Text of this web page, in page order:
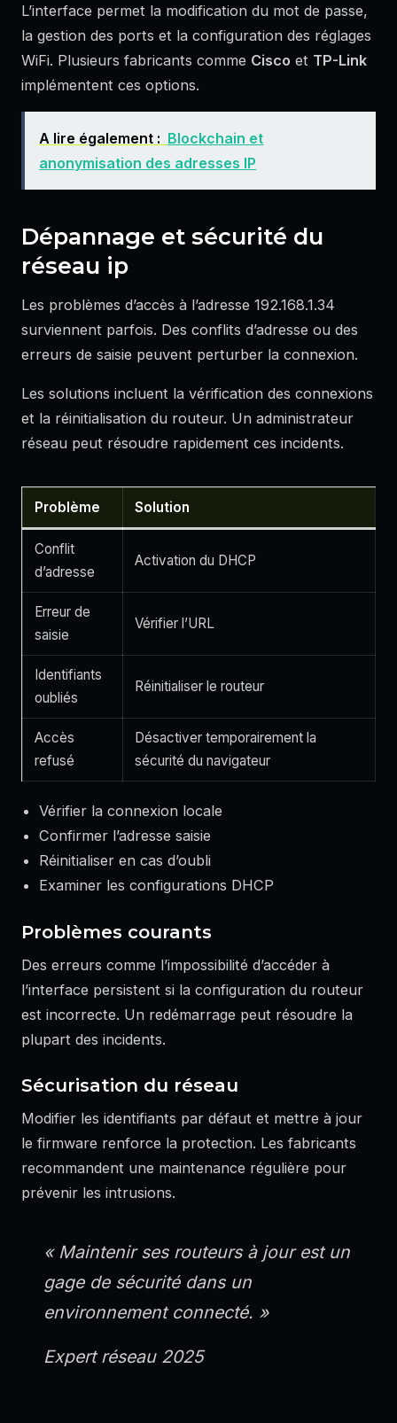
L’interface permet la modification du mot de passe,
la gestion des ports et la configuration des réglages
WiFi. Plusieurs fabricants comme Cisco et TP-Link
implémentent ces options.
A lire également : Blockchain et
anonymisation des adresses IP
Dépannage et sécurité du
réseau ip
Les problèmes d’accès à l’adresse 192.168.1.34
surviennent parfois. Des conflits d’adresse ou des
erreurs de saisie peuvent perturber la connexion.
Les solutions incluent la vérification des connexions
et la réinitialisation du routeur. Un administrateur
réseau peut résoudre rapidement ces incidents.
Problème Solution
Conflit
d’adresse
Activation du DHCP
Erreur de
saisie
Vérifier l’URL
Identifiants
oubliés
Réinitialiser le routeur
Accès
refusé
Désactiver temporairement la
sécurité du navigateur
Vérifier la connexion locale
Confirmer l’adresse saisie
Réinitialiser en cas d’oubli
Examiner les configurations DHCP
Problèmes courants
Des erreurs comme l’impossibilité d’accéder à
l’interface persistent si la configuration du routeur
est incorrecte. Un redémarrage peut résoudre la
plupart des incidents.
Sécurisation du réseau
Modifier les identifiants par défaut et mettre à jour
le firmware renforce la protection. Les fabricants
recommandent une maintenance régulière pour
prévenir les intrusions.
« Maintenir ses routeurs à jour est un
gage de sécurité dans un
environnement connecté. »
Expert réseau 2025